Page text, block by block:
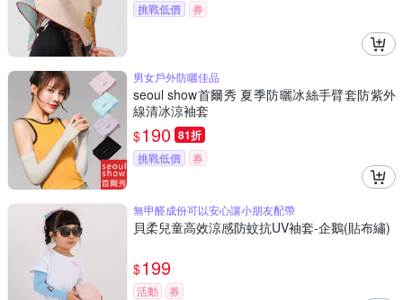
挑戰低價 券
男女戶外防曬佳品
seoul show首爾秀 夏季防曬冰絲手臂套防紫外
線清冰涼袖套
$190 81折
挑戰低價 券
無甲醛成份可以安心讓小朋友配帶
貝柔兒童高效涼感防蚊抗UV袖套-企鵝(貼布繡)
$199
活動 券